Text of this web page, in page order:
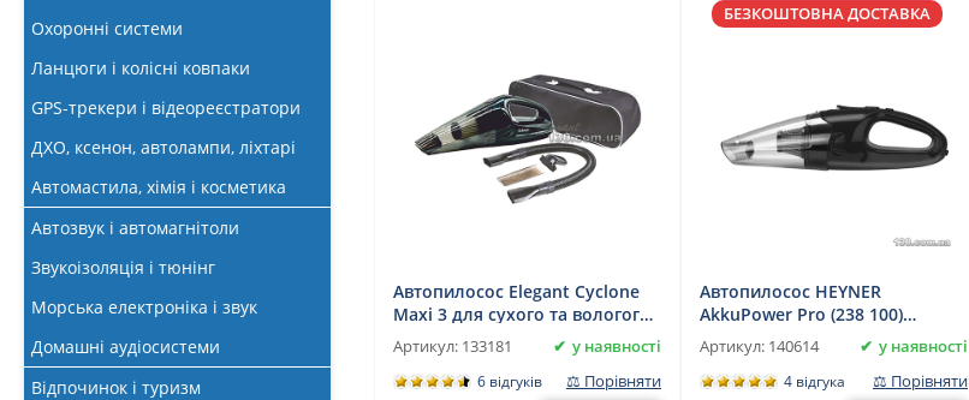
Охоронні системи
Ланцюги і колісні ковпаки
GPS-трекери і відеореєстратори
ДХО, ксенон, автолампи, ліхтарі
Автомастила, хімія і косметика
Автозвук і автомагнітоли
Звукоізоляція і тюнінг
Морська електроніка і звук
Домашні аудіосистеми
Відпочинок і туризм
Автопилосос Elegant Cyclone
Maxi 3 для сухого та вологого
прибирання
Артикул: 133181 у наявності
6 відгуків ⚖ Порівняти
БЕЗКОШТОВНА ДОСТАВКА
Автопилосос HEYNER
AkkuPower Pro (238 100)
акумуляторний, з підсвіткою,
для сухого та вологого
прибирання
Артикул: 140614 у наявності
4 відгука ⚖ Порівняти